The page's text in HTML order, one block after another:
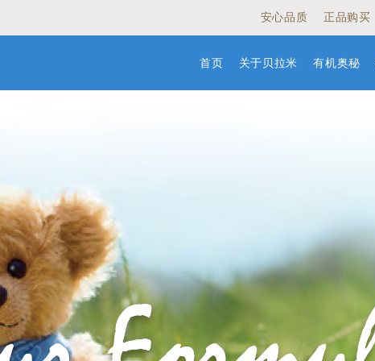
安心品质 正品购买
首页 关于贝拉米 有机奥秘